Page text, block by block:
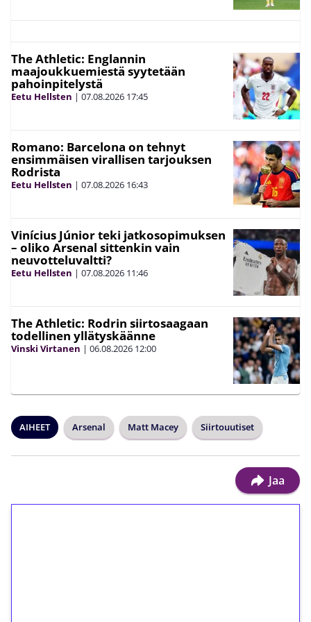
The Athletic: Englannin
maajoukkuemiestä syytetään
pahoinpitelystä
Eetu Hellsten | 07.08.2026 17:45
Romano: Barcelona on tehnyt
ensimmäisen virallisen tarjouksen
Rodrista
Eetu Hellsten | 07.08.2026 16:43
Vinícius Júnior teki jatkosopimuksen
– oliko Arsenal sittenkin vain
neuvotteluvaltti?
Eetu Hellsten | 07.08.2026 11:46
The Athletic: Rodrin siirtosaagaan
todellinen yllätyskäänne
Vinski Virtanen | 06.08.2026 12:00
AIHEET Arsenal Matt Macey Siirtouutiset
Jaa